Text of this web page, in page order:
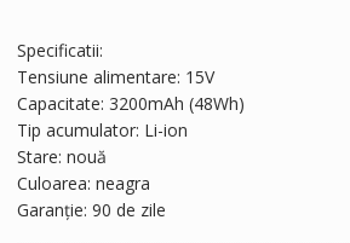
fost:
307 lei.
Specificatii:
Tensiune alimentare: 15V
Capacitate: 3200mAh (48Wh)
Tip acumulator: Li-ion
Stare: nouă
Culoarea: neagra
Garanție: 90 de zile